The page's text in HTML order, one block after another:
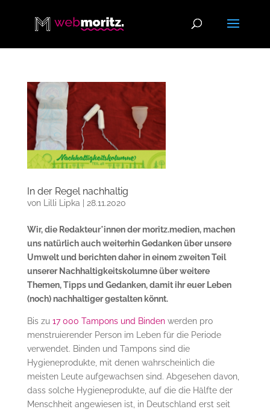
In der Regel nachhaltig
von Lilli Lipka 28.11.2020
Wir, die Redakteur*innen der moritz.medien, machen
uns natürlich auch weiterhin Gedanken über unsere
Umwelt und berichten daher in einem zweiten Teil
unserer Nachhaltigkeitskolumne über weitere
Themen, Tipps und Gedanken, damit ihr euer Leben
(noch) nachhaltiger gestalten könnt.
Bis zu 17 000 Tampons und Bindenwerden pro
menstruierender Person im Leben für die Periode
verwendet. Binden und Tampons sind die
Hygieneprodukte, mit denen wahrscheinlich die
meisten Leute aufgewachsen sind. Abgesehen davon,
dass solche Hygieneprodukte, auf die die Hälfte der
Menschheit angewiesen ist, in Deutschland erst seit